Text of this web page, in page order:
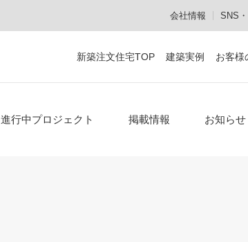
会社情報
SNS
新築注文住宅TOP 建築実例 お客様
顔の見える家づくり
作品集・資料のご請求 お電話
進行中プロジェクト 掲載情報 お知らせ